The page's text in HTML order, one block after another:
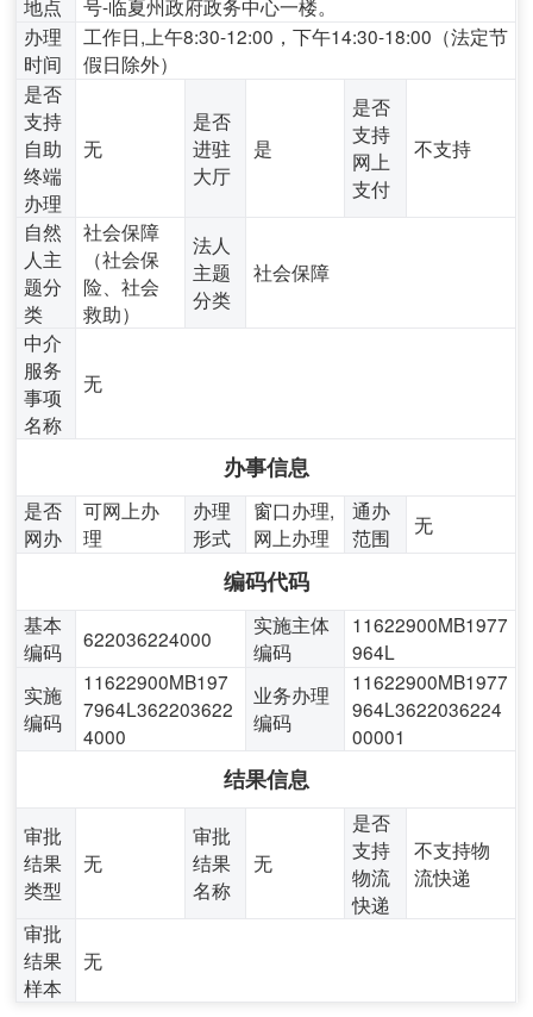
地点
号-临夏州政府政务中心一楼。
办理
时间
工作日,上午8:30-12:00，下午14:30-18:00（法定节
假日除外）
是否
支持
自助
终端
办理
无
是否
进驻
大厅
是
是否
支持
网上
支付
不支持
自然
人主
题分
类
社会保障
（社会保
险、社会
救助）
法人
主题
分类
社会保障
中介
服务
事项
名称
无
办事信息
是否
网办
可网上办
理
办理
形式
窗口办理,
网上办理
通办
范围
无
编码代码
基本
编码
622036224000
实施主体
编码
11622900MB1977
964L
实施
编码
11622900MB197
7964L362203622
4000
业务办理
编码
11622900MB1977
964L3622036224
00001
结果信息
审批
结果
类型
无
审批
结果
名称
无
是否
支持
物流
快递
不支持物
流快递
审批
结果
样本
无